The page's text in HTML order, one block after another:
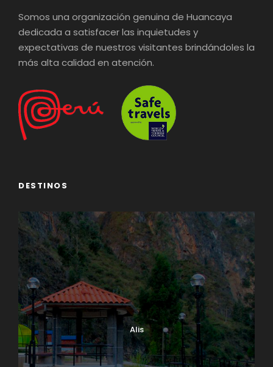
Somos una organización genuina de Huancaya
dedicada a satisfacer las inquietudes y
expectativas de nuestros visitantes brindándoles la
más alta calidad en atención.
DESTINOS
Alis